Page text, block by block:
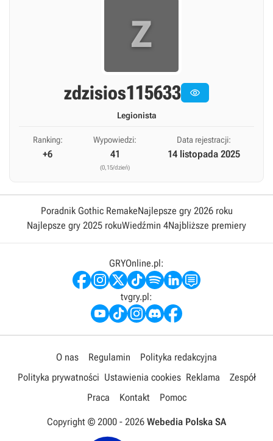
Z
zdzisios115633 
Legionista
Ranking:
+6
Wypowiedzi:
41
(0,15/dzień)
Data rejestracji:
14 listopada 2025
Poradnik Gothic RemakeNajlepsze gry 2026 roku
Najlepsze gry 2025 rokuWiedźmin 4Najbliższe premiery
GRYOnline.pl:
tvgry.pl:
O nas Regulamin
Polityka redakcyjna
Polityka prywatności Ustawienia cookies Reklama
Zespół
Praca
Kontakt Pomoc
Copyright © 2000 - 2026 Webedia Polska SA